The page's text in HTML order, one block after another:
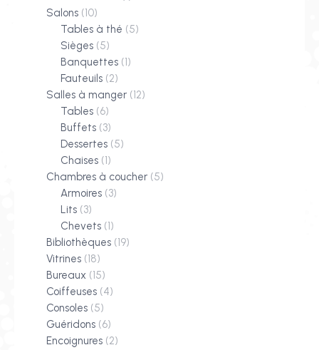
Salons (10)
Tables à thé (5)
Sièges (5)
Banquettes (1)
Fauteuils (2)
Salles à manger (12)
Tables (6)
Buffets (3)
Dessertes (5)
Chaises (1)
Chambres à coucher (5)
Armoires (3)
Lits (3)
Chevets (1)
Bibliothèques (19)
Vitrines (18)
Bureaux (15)
Coiffeuses (4)
Consoles (5)
Guéridons (6)
Encoignures (2)